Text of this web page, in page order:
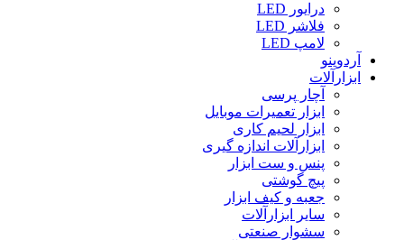
درایور LED
فلاشر LED
لامپ LED
آردوینو
ابزارآلات
آچار پرسی
ابزار تعمیرات موبایل
ابزار لحیم کاری
ابزارآلات اندازه گیری
پنس و ست ابزار
پیچ گوشتی
جعبه و کیف ابزار
سایر ابزارآلات
سشوار صنعتی